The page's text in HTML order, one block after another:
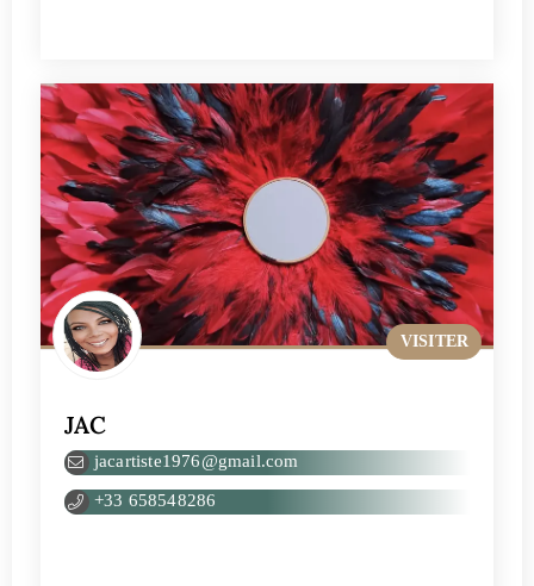
JAC
jacartiste1976@gmail.com
+33 658548286
VISITER